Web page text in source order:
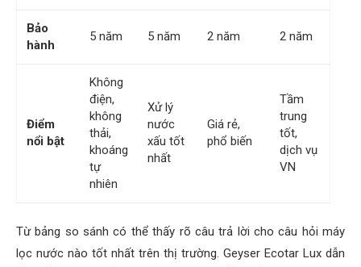
Bảo
hành
5 năm 5 năm 2 năm 2 năm
Điểm
nổi bật
Không
điện,
không
thải,
khoáng
tự
nhiên
Xử lý
nước
xấu tốt
nhất
Giá rẻ,
phổ biến
Tầm
trung
tốt,
dịch vụ
VN
Từ bảng so sánh có thể thấy rõ câu trả lời cho câu hỏi máy
lọc nước nào tốt nhất trên thị trường. Geyser Ecotar Lux dẫn